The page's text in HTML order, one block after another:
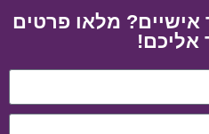
אישיים? מלאו פרטים
אליכם!